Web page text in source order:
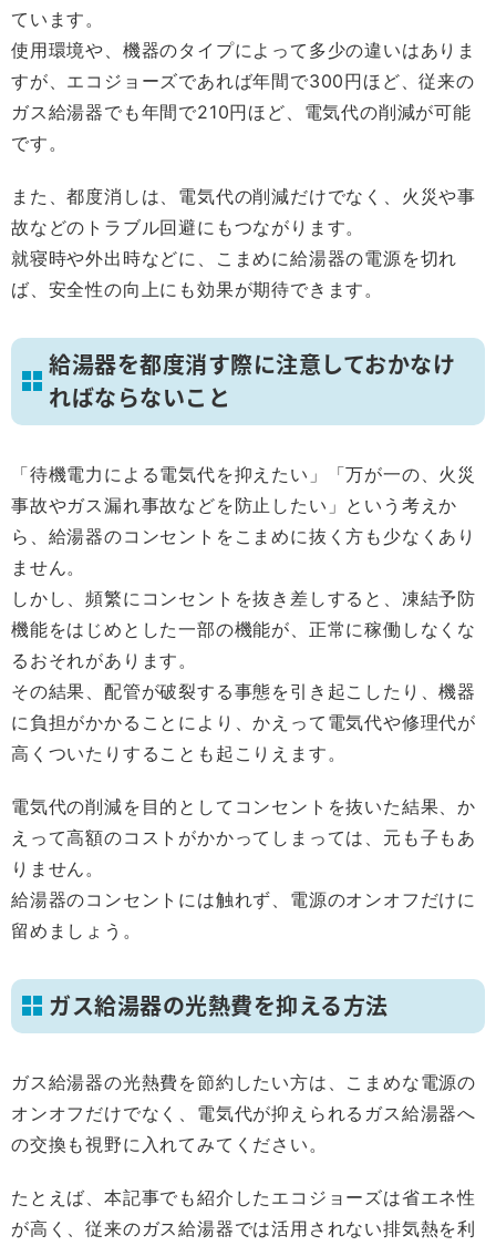
ています。
使用環境や、機器のタイプによって多少の違いはありま
すが、エコジョーズであれば年間で300円ほど、従来の
ガス給湯器でも年間で210円ほど、電気代の削減が可能
です。
また、都度消しは、電気代の削減だけでなく、火災や事
故などのトラブル回避にもつながります。
就寝時や外出時などに、こまめに給湯器の電源を切れ
ば、安全性の向上にも効果が期待できます。
給湯器を都度消す際に注意しておかなけ
ればならないこと
「待機電力による電気代を抑えたい」「万が一の、火災
事故やガス漏れ事故などを防止したい」という考えか
ら、給湯器のコンセントをこまめに抜く方も少なくあり
ません。
しかし、頻繁にコンセントを抜き差しすると、凍結予防
機能をはじめとした一部の機能が、正常に稼働しなくな
るおそれがあります。
その結果、配管が破裂する事態を引き起こしたり、機器
に負担がかかることにより、かえって電気代や修理代が
高くついたりすることも起こりえます。
電気代の削減を目的としてコンセントを抜いた結果、か
えって高額のコストがかかってしまっては、元も子もあ
りません。
給湯器のコンセントには触れず、電源のオンオフだけに
留めましょう。
ガス給湯器の光熱費を抑える方法
ガス給湯器の光熱費を節約したい方は、こまめな電源の
オンオフだけでなく、電気代が抑えられるガス給湯器へ
の交換も視野に入れてみてください。
たとえば、本記事でも紹介したエコジョーズは省エネ性
が高く、従来のガス給湯器では活用されない排気熱を利